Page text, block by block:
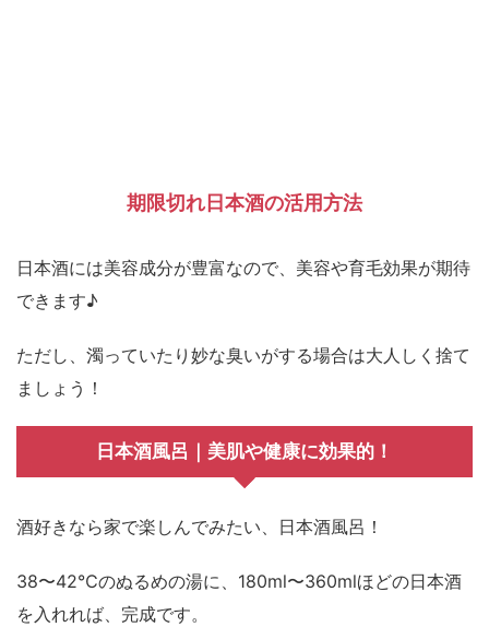
期限切れ日本酒の活用方法
日本酒には美容成分が豊富なので、美容や育毛効果が期待
できます♪
ただし、濁っていたり妙な臭いがする場合は大人しく捨て
ましょう！
日本酒風呂｜美肌や健康に効果的！
酒好きなら家で楽しんでみたい、日本酒風呂！
38〜42℃のぬるめの湯に、180ml〜360mlほどの日本酒
を入れれば、完成です。